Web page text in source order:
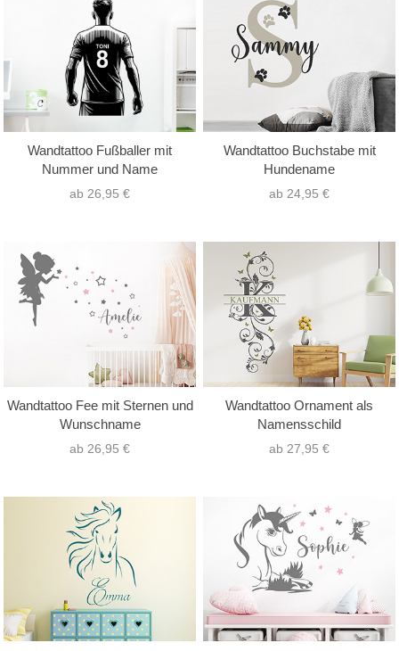
Wandtattoo Fußballer mit
Nummer und Name
ab 26,95 €
Wandtattoo Buchstabe mit
Hundename
ab 24,95 €
Wandtattoo Fee mit Sternen und
Wunschname
ab 26,95 €
Wandtattoo Ornament als
Namensschild
ab 27,95 €